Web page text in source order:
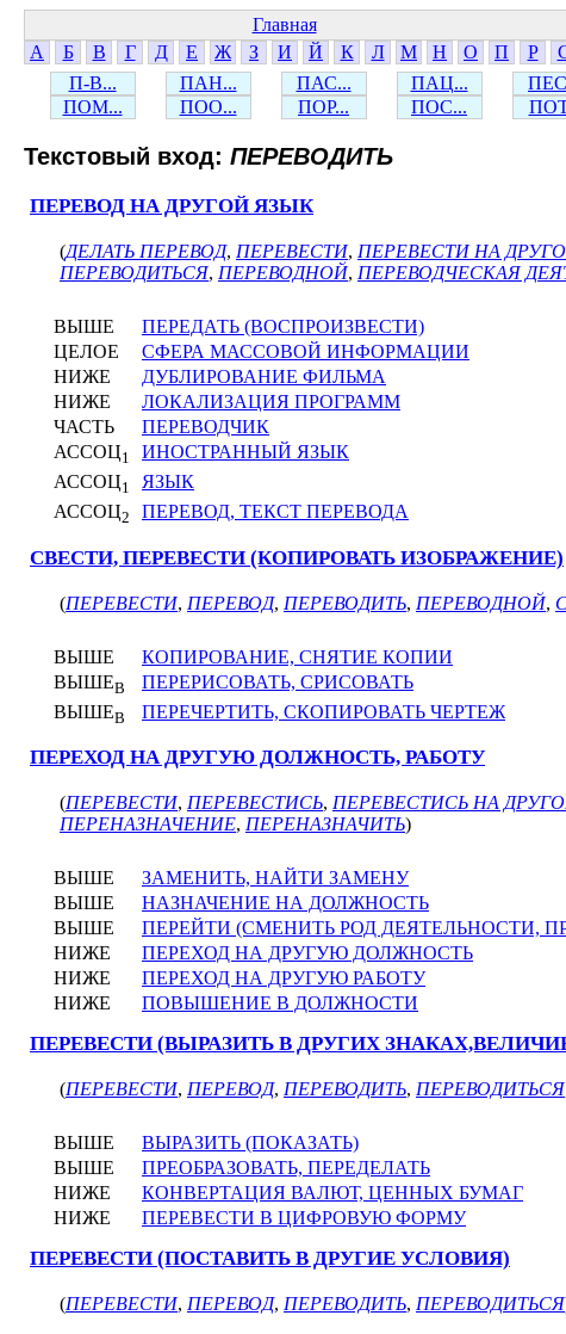
Главная
А
Б В Г Д Е Ж З И Й К Л М Н О П Р
П-В...
ПАН... ПАС... ПАЦ...
ПОМ...
ПОО... ПОР... ПОС...
Текстовый вход: ПЕРЕВОДИТЬ
ПЕРЕВОД НА ДРУГОЙ ЯЗЫК
(ДЕЛАТЬ ПЕРЕВОД, ПЕРЕВЕСТИ, ПЕРЕВЕСТИ НА
ПЕРЕВОДИТЬСЯ, ПЕРЕВОДНОЙ, ПЕРЕВОДЧЕСКАЯ
ВЫШЕ
ПЕРЕДАТЬ (ВОСПРОИЗВЕСТИ)
ЦЕЛОЕ
СФЕРА МАССОВОЙ ИНФОРМАЦИИ
НИЖЕ
ДУБЛИРОВАНИЕ ФИЛЬМА
НИЖЕ
ЛОКАЛИЗАЦИЯ ПРОГРАММ
ЧАСТЬ
ПЕРЕВОДЧИК
АССОЦ1
ИНОСТРАННЫЙ ЯЗЫК
АССОЦ1
ЯЗЫК
АССОЦ2 ПЕРЕВОД, ТЕКСТ ПЕРЕВОДА
СВЕСТИ, ПЕРЕВЕСТИ (КОПИРОВАТЬ ИЗОБРАЖЕНИЕ)
(ПЕРЕВЕСТИ, ПЕРЕВОД, ПЕРЕВОДИТЬ, ПЕРЕВОДНОЙ,
ВЫШЕ
КОПИРОВАНИЕ, СНЯТИЕ КОПИИ
ВЫШЕВ
ПЕРЕРИСОВАТЬ, СРИСОВАТЬ
ВЫШЕВ ПЕРЕЧЕРТИТЬ, СКОПИРОВАТЬ ЧЕРТЕЖ
ПЕРЕХОД НА ДРУГУЮ ДОЛЖНОСТЬ, РАБОТУ
(ПЕРЕВЕСТИ, ПЕРЕВЕСТИСЬ, ПЕРЕВЕСТИСЬ НА
ПЕРЕНАЗНАЧЕНИЕ, ПЕРЕНАЗНАЧИТЬ)
ВЫШЕ
ЗАМЕНИТЬ, НАЙТИ ЗАМЕНУ
ВЫШЕ
НАЗНАЧЕНИЕ НА ДОЛЖНОСТЬ
ВЫШЕ
ПЕРЕЙТИ (СМЕНИТЬ РОД ДЕЯТЕЛЬНОСТИ,
НИЖЕ
ПЕРЕХОД НА ДРУГУЮ ДОЛЖНОСТЬ
НИЖЕ
ПЕРЕХОД НА ДРУГУЮ РАБОТУ
НИЖЕ
ПОВЫШЕНИЕ В ДОЛЖНОСТИ
ПЕРЕВЕСТИ (ВЫРАЗИТЬ В ДРУГИХ
(ПЕРЕВЕСТИ, ПЕРЕВОД, ПЕРЕВОДИТЬ, ПЕРЕВОДИТЬСЯ
ВЫШЕ
ВЫРАЗИТЬ (ПОКАЗАТЬ)
ВЫШЕ
ПРЕОБРАЗОВАТЬ, ПЕРЕДЕЛАТЬ
НИЖЕ
КОНВЕРТАЦИЯ ВАЛЮТ, ЦЕННЫХ БУМАГ
НИЖЕ
ПЕРЕВЕСТИ В ЦИФРОВУЮ ФОРМУ
ПЕРЕВЕСТИ (ПОСТАВИТЬ В ДРУГИЕ УСЛОВИЯ)
(ПЕРЕВЕСТИ, ПЕРЕВОД, ПЕРЕВОДИТЬ, ПЕРЕВОДИТЬСЯ